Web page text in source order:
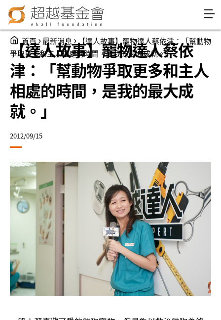
Jump to Navigation
Jump to Main content
You are here
首頁›最新消息 ›【達人故事】寵物達人蔡依津：「幫動物
爭取更多和主人相處的時間，是我的最大成就。」
【達人故事】寵物達人蔡依
津：「幫動物爭取更多和主人
相處的時間，是我的最大成
就。」
2012/09/15